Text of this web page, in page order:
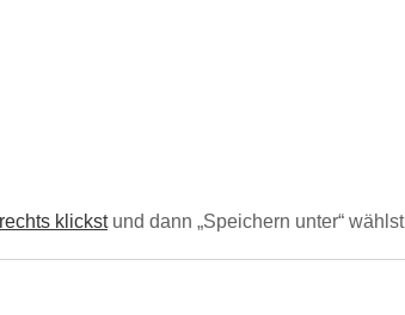
klickstund dann „Speichern unter“ wählst